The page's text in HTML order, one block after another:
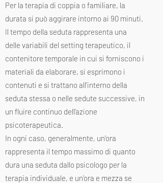
Per la terapia di coppia o familiare, la
durata si può aggirare intorno ai 90 minuti.
Il tempo della seduta rappresenta una
delle variabili del setting terapeutico, il
contenitore temporale in cui si forniscono i
materiali da elaborare, si esprimono i
contenuti e si trattano all’interno della
seduta stessa o nelle sedute successive, in
un fluire continuo dell’azione
psicoterapeutica.
In ogni caso, generalmente, un’ora
rappresenta il tempo massimo di quanto
dura una seduta dallo psicologo per la
terapia individuale, e un’ora e mezza se